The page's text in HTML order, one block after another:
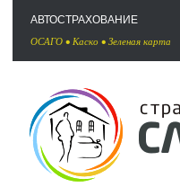
АВТОСТРАХОВАНИЕ
ОСАГО • Каско • Зеленая карта